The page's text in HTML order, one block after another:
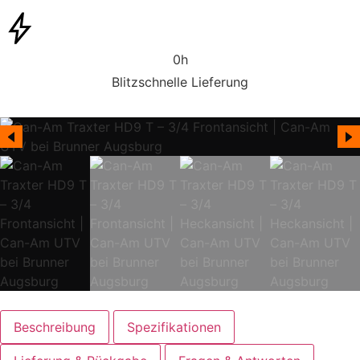
Blitzschnelle Lieferung
0h
Beschreibung Spezifikationen